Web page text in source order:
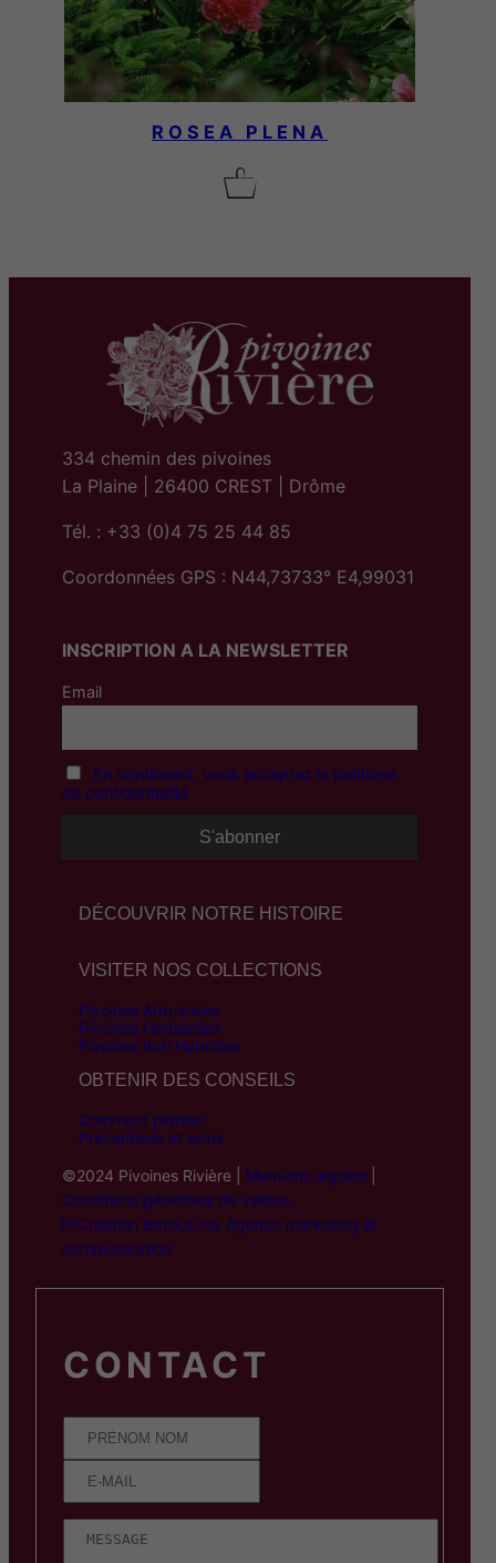
ROSEA PLENA
334 chemin des pivoines
La Plaine | 26400 CREST | Drôme
Tél. : +33 (0)4 75 25 44 85
Coordonnées GPS : N44,73733° E4,99031
INSCRIPTION A LA NEWSLETTER
Email
En continuant, vous acceptez la politique
de confidentialité
DÉCOUVRIR NOTRE HISTOIRE
VISITER NOS COLLECTIONS
Pivoines Arbustives
Pivoines Herbacées
Pivoines Itoh Hybrides
OBTENIR DES CONSEILS
Comment planter
Préventions et soins
©2024 Pivoines Rivière | Mentions légales
Conditions générales de ventes
Création BeYouCrea Agence marketing et
communication
CONTACT